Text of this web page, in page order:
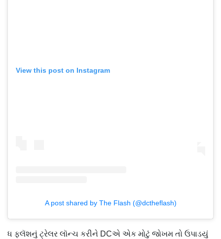
View this post on Instagram
A post shared by The Flash (@dctheflash)
ધ ફ્લૅશનું ટ્રેલર લૉન્ચ કરીને DCએ એક મોટું જોખમ તો ઉપાડયું